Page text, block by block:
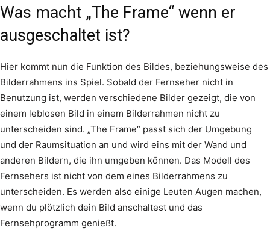
Was macht „The Frame“ wenn er
ausgeschaltet ist?
Hier kommt nun die Funktion des Bildes, beziehungsweise des
Bilderrahmens ins Spiel. Sobald der Fernseher nicht in
Benutzung ist, werden verschiedene Bilder gezeigt, die von
einem leblosen Bild in einem Bilderrahmen nicht zu
unterscheiden sind. „The Frame“ passt sich der Umgebung
und der Raumsituation an und wird eins mit der Wand und
anderen Bildern, die ihn umgeben können. Das Modell des
Fernsehers ist nicht von dem eines Bilderrahmens zu
unterscheiden. Es werden also einige Leuten Augen machen,
wenn du plötzlich dein Bild anschaltest und das
Fernsehprogramm genießt.